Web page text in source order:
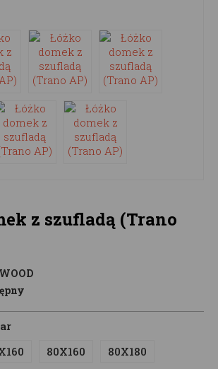
z szufladą (Trano
80X160 80X180